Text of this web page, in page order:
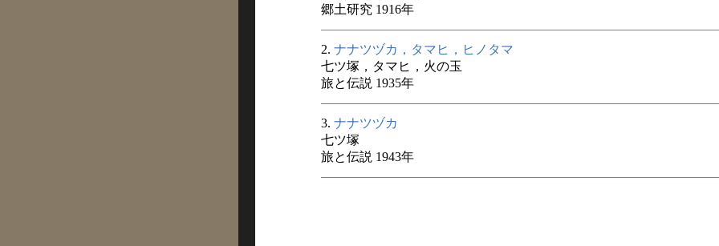
郷土研究 1916年
2. ナナツヅカ，タマヒ，ヒノタマ
七ツ塚，タマヒ，火の玉
旅と伝説 1935年
3. ナナツヅカ
七ツ塚
旅と伝説 1943年